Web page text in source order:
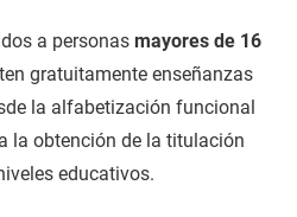
a personas mayores de 16
gratuitamente enseñanzas
la alfabetización funcional
la obtención de la titulación
educativos.